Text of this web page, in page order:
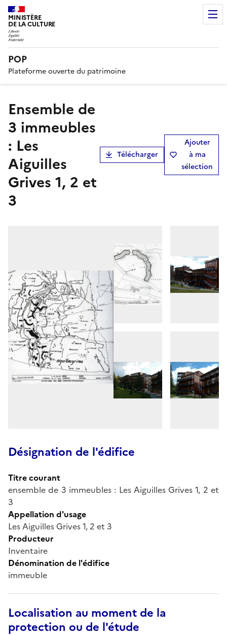
MINISTÈRE
DE LA CULTURE
POP
Plateforme ouverte du patrimoine
ensemble de
3 immeubles
: Les
Aiguilles
Grives 1, 2 et
3
Télécharger
Ajouter
à ma
sélection
Désignation de l'édifice
Titre courant
ensemble de 3 immeubles : Les Aiguilles Grives 1, 2 et
3
Appellation d'usage
Les Aiguilles Grives 1, 2 et 3
Producteur
Inventaire
Dénomination de l'édifice
immeuble
Localisation au moment de la
protection ou de l'étude